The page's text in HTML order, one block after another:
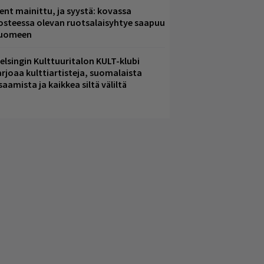
mainittu, ja syystä: kovassa
olevan ruotsalaisyhtye saapuu
Kulttuuritalon KULT-klubi
kulttiartisteja, suomalaista
ja kaikkea siltä väliltä